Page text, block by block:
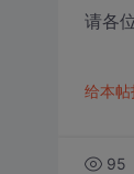
请各
给本帖
95